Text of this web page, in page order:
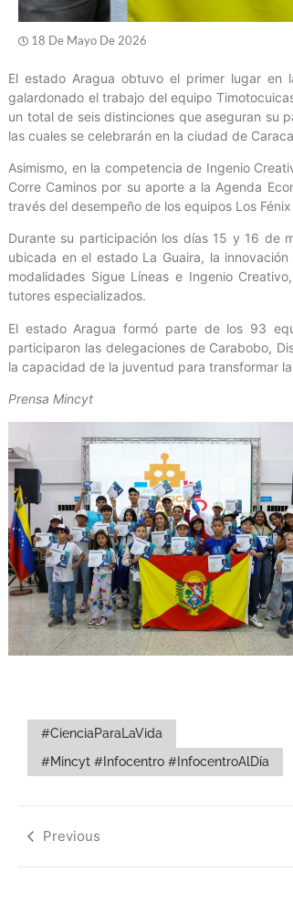
18 De Mayo De 2026
El estado Aragua obtuvo el primer lugar en
galardonado el trabajo del equipo
un total de seis distinciones que aseguran su
las cuales se celebrarán en la ciudad de
Asimismo, en la competencia de Ingenio
Corre Caminos por su aporte a la Agenda
través del desempeño de los equipos Los
Durante su participación los días 15 y 16 de
ubicada en el estado La Guaira, la
modalidades Sigue Líneas e Ingenio
tutores especializados.
El estado Aragua formó parte de los 93
participaron las delegaciones de Carabobo,
la capacidad de la juventud para transformar
Prensa Mincyt
#CienciaParaLaVida
#Mincyt #Infocentro #InfocentroAlDía
Previous